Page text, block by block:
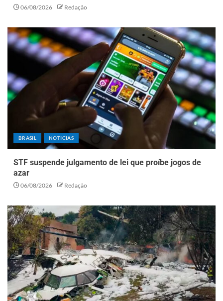
06/08/2026 Redação
BRASIL NOTÍCIAS
STF suspende julgamento de lei que proíbe jogos de
azar
06/08/2026 Redação